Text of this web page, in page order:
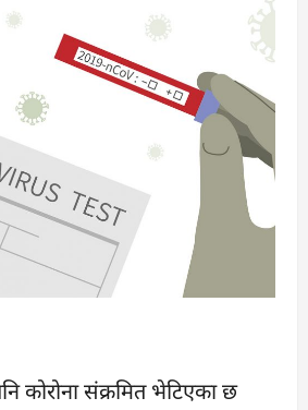
कोरोना संक्रमित भेटिएका छ